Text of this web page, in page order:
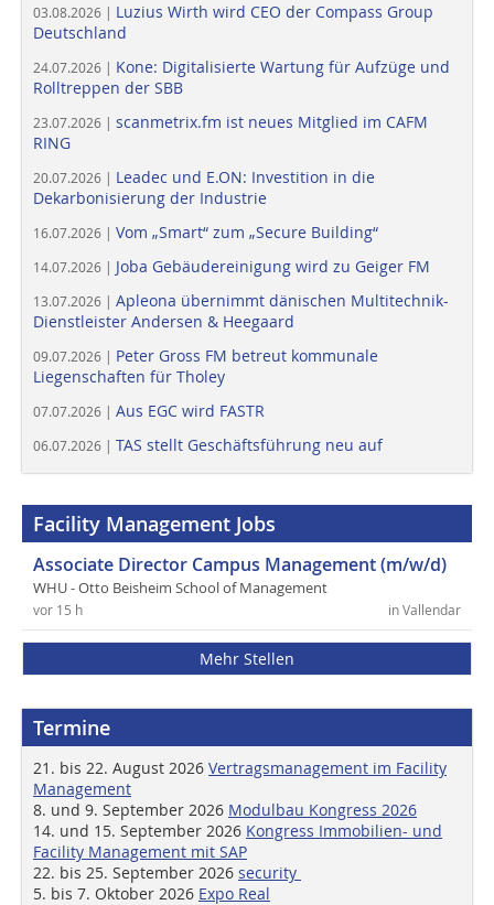
03.08.2026 | Luzius Wirth wird CEO der Compass Group
Deutschland
24.07.2026 | Kone: Digitalisierte Wartung für Aufzüge und
Rolltreppen der SBB
23.07.2026 | scanmetrix.fm ist neues Mitglied im CAFM
RING
20.07.2026 | Leadec und E.ON: Investition in die
Dekarbonisierung der Industrie
16.07.2026 | Vom „Smart“ zum „Secure Building“
14.07.2026 | Joba Gebäudereinigung wird zu Geiger FM
13.07.2026 | Apleona übernimmt dänischen Multitechnik-
Dienstleister Andersen & Heegaard
09.07.2026 | Peter Gross FM betreut kommunale
Liegenschaften für Tholey
07.07.2026 | Aus EGC wird FASTR
06.07.2026 | TAS stellt Geschäftsführung neu auf
Facility Management Jobs
Associate Director Campus Management (m/w/d)
WHU - Otto Beisheim School of Management
in Vallendar
vor 15 h
Mehr Stellen
Termine
21. bis 22. August 2026 Vertragsmanagement im Facility
Management
8. und 9. September 2026 Modulbau Kongress 2026
14. und 15. September 2026 Kongress Immobilien- und
Facility Management mit SAP
22. bis 25. September 2026 security
5. bis 7. Oktober 2026 Expo Real